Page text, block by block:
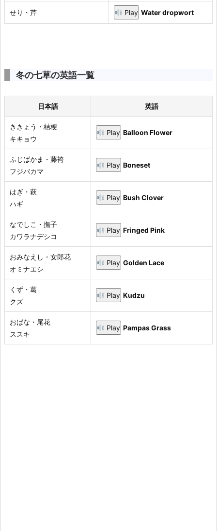
せり・芹 Play Water dropwort
冬の七草の英語一覧
日本語 英語
ききょう・桔梗
キキョウ
Play Balloon Flower
ふじばかま・藤袴
フジバカマ
Play Boneset
はぎ・萩
ハギ
Play Bush Clover
なでしこ・撫子
カワラナデシコ
Play Fringed Pink
おみなえし・女郎花
オミナエシ
Play Golden Lace
くず・葛
クズ
Play Kudzu
おばな・尾花
ススキ
Play Pampas Grass